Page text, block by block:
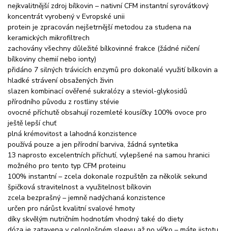
nejkvalitnější zdroj bílkovin – nativní CFM instantní syrovátkový
koncentrát vyrobený v Evropské unii
protein je zpracován nejšetrnější metodou za studena na
keramických mikrofiltrech
zachovány všechny důležité bílkovinné frakce (žádné ničení
bílkoviny chemií nebo ionty)
přidáno 7 silných trávicích enzymů pro dokonalé využití bílkovin a
hladké strávení obsažených živin
slazen kombinací ověřené sukralózy a steviol-glykosidů
přírodního původu z rostliny stévie
ovocné příchutě obsahují rozemleté kousíčky 100% ovoce pro
ještě lepší chuť
plná krémovitost a lahodná konzistence
používá pouze a jen přírodní barviva, žádná syntetika
13 naprosto excelentních příchutí, vylepšené na samou hranici
možného pro tento typ CFM proteinu
100% instantní – zcela dokonale rozpuštěn za několik sekund
špičková stravitelnost a využitelnost bílkovin
zcela bezprašný – jemně nadýchaná konzistence
určen pro nárůst kvalitní svalové hmoty
díky skvělým nutričním hodnotám vhodný také do diety